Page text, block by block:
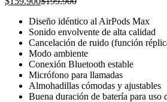
is:
$159.900.
was:
$199.900.
Diseño idéntico al AirPods Max
Sonido envolvente de alta calidad
Cancelación de ruido (función
Modo ambiente
Conexión Bluetooth estable
Micrófono para llamadas
Almohadillas cómodas y ajustables
Buena duración de batería para uso